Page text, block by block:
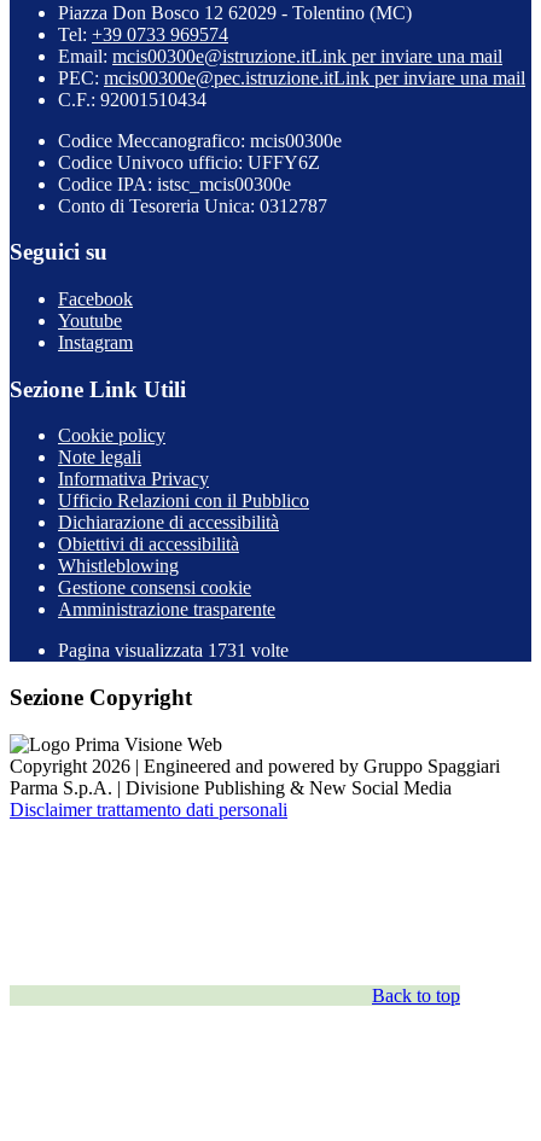
Piazza Don Bosco 12 62029 - Tolentino (MC)
Tel: +39 0733 969574
Email: mcis00300e@istruzione.itLink per inviare una mail
PEC: mcis00300e@pec.istruzione.itLink per inviare una mail
C.F.: 92001510434
Codice Meccanografico: mcis00300e
Codice Univoco ufficio: UFFY6Z
Codice IPA: istsc_mcis00300e
Conto di Tesoreria Unica: 0312787
Seguici su
Facebook
Youtube
Instagram
Sezione Link Utili
Cookie policy
Note legali
Informativa Privacy
Ufficio Relazioni con il Pubblico
Dichiarazione di accessibilità
Obiettivi di accessibilità
Whistleblowing
Gestione consensi cookie
Amministrazione trasparente
Pagina visualizzata 1731 volte
Sezione Copyright
Copyright 2026 | Engineered and powered by Gruppo Spaggiari
Parma S.p.A. | Divisione Publishing & New Social Media
Disclaimer trattamento dati personali
Back to top